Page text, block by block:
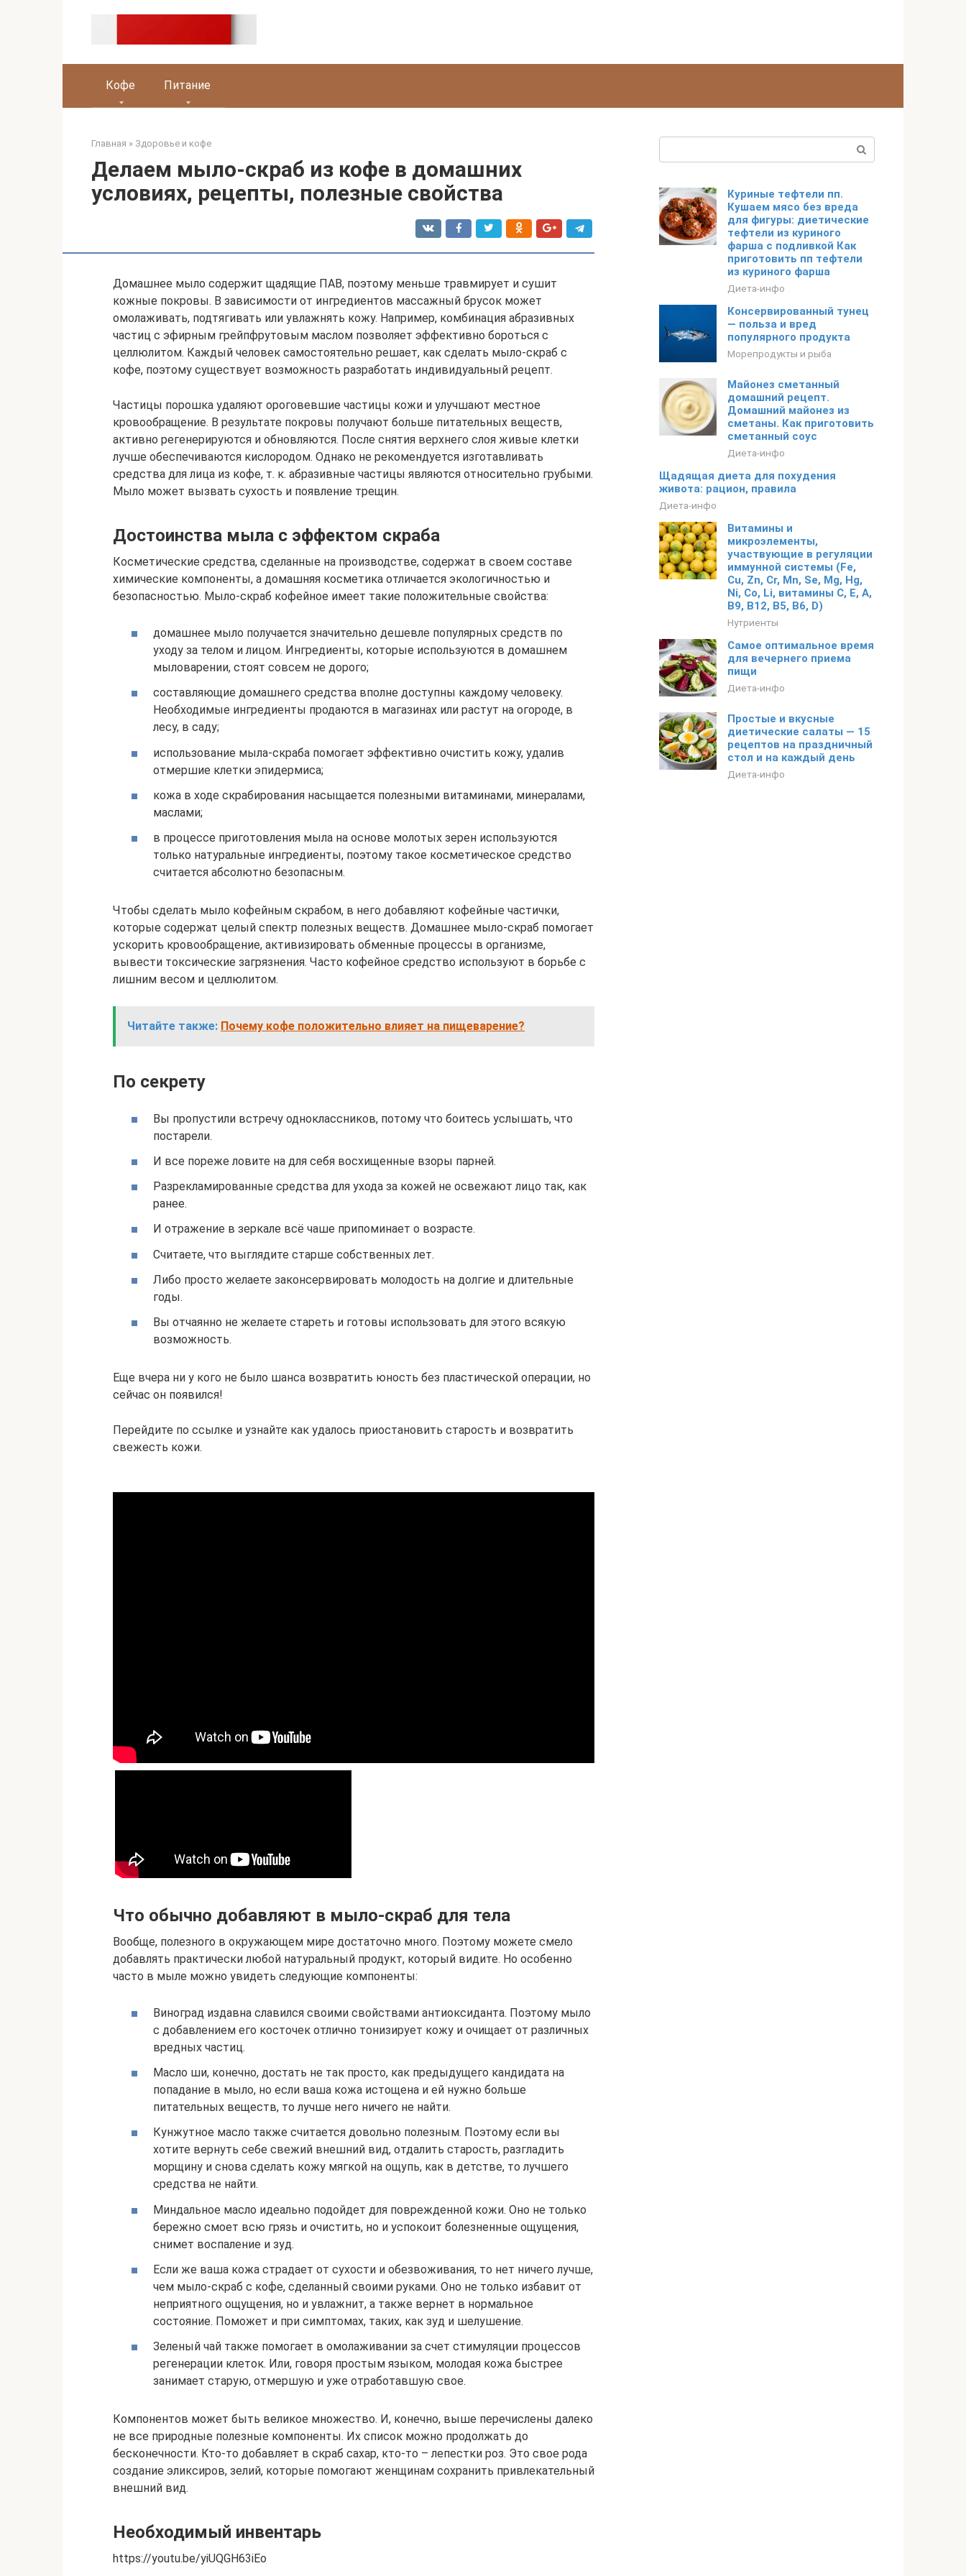
Кофе Питание
Главная » Здоровье и кофе
Делаем мыло-скраб из кофе в домашних
условиях, рецепты, полезные свойства
Домашнее мыло содержит щадящие ПАВ, поэтому меньше травмирует и сушит
кожные покровы. В зависимости от ингредиентов массажный брусок может
омолаживать, подтягивать или увлажнять кожу. Например, комбинация абразивных
частиц с эфирным грейпфрутовым маслом позволяет эффективно бороться с
целлюлитом. Каждый человек самостоятельно решает, как сделать мыло-скраб с
кофе, поэтому существует возможность разработать индивидуальный рецепт.
Частицы порошка удаляют ороговевшие частицы кожи и улучшают местное
кровообращение. В результате покровы получают больше питательных веществ,
активно регенерируются и обновляются. После снятия верхнего слоя живые клетки
лучше обеспечиваются кислородом. Однако не рекомендуется изготавливать
средства для лица из кофе, т. к. абразивные частицы являются относительно грубыми.
Мыло может вызвать сухость и появление трещин.
Достоинства мыла с эффектом скраба
Косметические средства, сделанные на производстве, содержат в своем составе
химические компоненты, а домашняя косметика отличается экологичностью и
безопасностью. Мыло-скраб кофейное имеет такие положительные свойства:
домашнее мыло получается значительно дешевле популярных средств по
уходу за телом и лицом. Ингредиенты, которые используются в домашнем
мыловарении, стоят совсем не дорого;
составляющие домашнего средства вполне доступны каждому человеку.
Необходимые ингредиенты продаются в магазинах или растут на огороде, в
лесу, в саду;
использование мыла-скраба помогает эффективно очистить кожу, удалив
отмершие клетки эпидермиса;
кожа в ходе скрабирования насыщается полезными витаминами, минералами,
маслами;
в процессе приготовления мыла на основе молотых зерен используются
только натуральные ингредиенты, поэтому такое косметическое средство
считается абсолютно безопасным.
Чтобы сделать мыло кофейным скрабом, в него добавляют кофейные частички,
которые содержат целый спектр полезных веществ. Домашнее мыло-скраб помогает
ускорить кровообращение, активизировать обменные процессы в организме,
вывести токсические загрязнения. Часто кофейное средство используют в борьбе с
лишним весом и целлюлитом.
Читайте также: Почему кофе положительно влияет на пищеварение?
По секрету
Вы пропустили встречу одноклассников, потому что боитесь услышать, что
постарели.
И все пореже ловите на для себя восхищенные взоры парней.
Разрекламированные средства для ухода за кожей не освежают лицо так, как
ранее.
И отражение в зеркале всё чаше припоминает о возрасте.
Считаете, что выглядите старше собственных лет.
Либо просто желаете законсервировать молодость на долгие и длительные
годы.
Вы отчаянно не желаете стареть и готовы использовать для этого всякую
возможность.
Еще вчера ни у кого не было шанса возвратить юность без пластической операции, но
сейчас он появился!
Перейдите по ссылке и узнайте как удалось приостановить старость и возвратить
свежесть кожи.
Что обычно добавляют в мыло-скраб для тела
Вообще, полезного в окружающем мире достаточно много. Поэтому можете смело
добавлять практически любой натуральный продукт, который видите. Но особенно
часто в мыле можно увидеть следующие компоненты:
Виноград издавна славился своими свойствами антиоксиданта. Поэтому мыло
с добавлением его косточек отлично тонизирует кожу и очищает от различных
вредных частиц.
Масло ши, конечно, достать не так просто, как предыдущего кандидата на
попадание в мыло, но если ваша кожа истощена и ей нужно больше
питательных веществ, то лучше него ничего не найти.
Кунжутное масло также считается довольно полезным. Поэтому если вы
хотите вернуть себе свежий внешний вид, отдалить старость, разгладить
морщину и снова сделать кожу мягкой на ощупь, как в детстве, то лучшего
средства не найти.
Миндальное масло идеально подойдет для поврежденной кожи. Оно не только
бережно смоет всю грязь и очистить, но и успокоит болезненные ощущения,
снимет воспаление и зуд.
Если же ваша кожа страдает от сухости и обезвоживания, то нет ничего лучше,
чем мыло-скраб с кофе, сделанный своими руками. Оно не только избавит от
неприятного ощущения, но и увлажнит, а также вернет в нормальное
состояние. Поможет и при симптомах, таких, как зуд и шелушение.
Зеленый чай также помогает в омолаживании за счет стимуляции процессов
регенерации клеток. Или, говоря простым языком, молодая кожа быстрее
занимает старую, отмершую и уже отработавшую свое.
Компонентов может быть великое множество. И, конечно, выше перечислены далеко
не все природные полезные компоненты. Их список можно продолжать до
бесконечности. Кто-то добавляет в скраб сахар, кто-то – лепестки роз. Это свое рода
создание эликсиров, зелий, которые помогают женщинам сохранить привлекательный
внешний вид.
Необходимый инвентарь
https://youtu.be/yiUQGH63iEo
Куриные тефтели пп.
Кушаем мясо без вреда
для фигуры: диетические
тефтели из куриного
фарша c подливкой Как
приготовить пп тефтели
из куриного фарша
Диета-инфо
Консервированный тунец
— польза и вред
популярного продукта
Морепродукты и рыба
Майонез сметанный
домашний рецепт.
Домашний майонез из
сметаны. Как приготовить
сметанный соус
Диета-инфо
Щадящая диета для похудения
живота: рацион, правила
Диета-инфо
Витамины и
микроэлементы,
участвующие в регуляции
иммунной системы (Fe,
Cu, Zn, Cr, Mn, Se, Mg, Hg,
Ni, Co, Li, витамины C, E, A,
B9, B12, B5, B6, D)
Нутриенты
Самое оптимальное время
для вечернего приема
пищи
Диета-инфо
Простые и вкусные
диетические салаты — 15
рецептов на праздничный
стол и на каждый день
Диета-инфо